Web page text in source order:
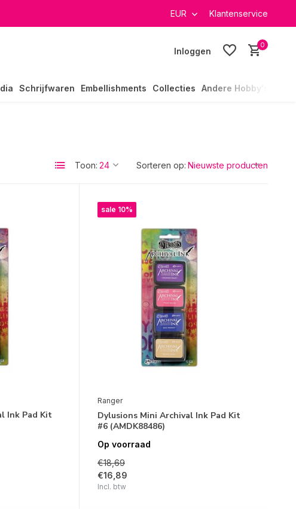
EUR Klantenservice
Inloggen
0
Schrijfwaren Embellishments Collecties Andere Hobby's
Toon: Sorteren op:
Ink Pad Kit
sale 10%
Ranger
Dylusions Mini Archival Ink Pad Kit
#6 (AMDK88486)
Op voorraad
€18,69
€16,89
Incl. btw